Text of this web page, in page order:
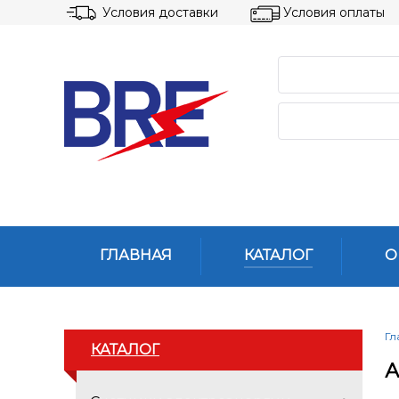
Условия доставки Условия оплаты
ГЛАВНАЯ КАТАЛОГ О
КАТАЛОГ